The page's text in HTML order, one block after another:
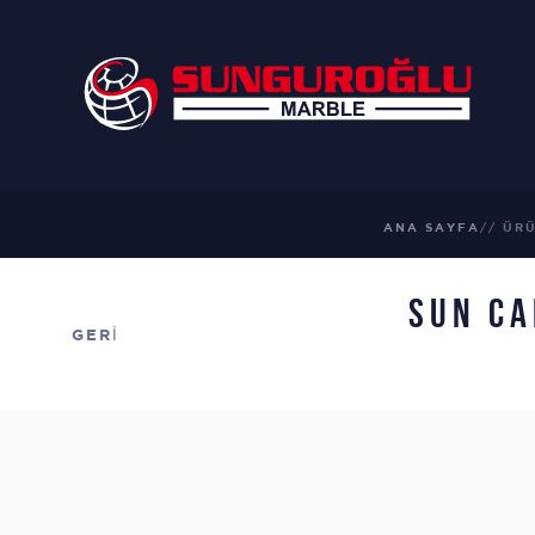
ANA SAYFA
GERİ SUN